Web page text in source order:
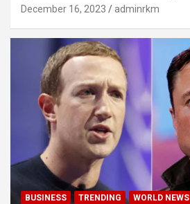
December 16, 2023 adminrkm
BUSINESS TRENDING WORLD NEWS